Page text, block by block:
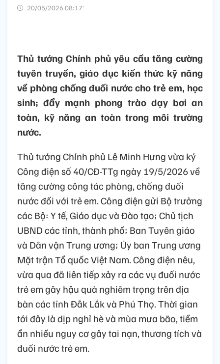
20/05/2026 08:17’
Thủ tướng Chính phủ yêu cầu tăng cường
tuyên truyền, giáo dục kiến thức kỹ năng
về phòng chống đuối nước cho trẻ em, học
sinh; đẩy mạnh phong trào dạy bơi an
toàn, kỹ năng an toàn trong môi trường
nước.
Thủ tướng Chính phủ Lê Minh Hưng vừa ký
Công điện số 40/CĐ-TTg ngày 19/5/2026 về
tăng cường công tác phòng, chống đuối
nước đối với trẻ em. Công điện gửi Bộ trưởng
các Bộ: Y tế, Giáo dục và Đào tạo; Chủ tịch
UBND các tỉnh, thành phố; Ban Tuyên giáo
và Dân vận Trung ương; Ủy ban Trung ương
Mặt trận Tổ quốc Việt Nam. Công điện nêu,
vừa qua đã liên tiếp xảy ra các vụ đuối nước
trẻ em gây hậu quả nghiêm trọng trên địa
bàn các tỉnh Đắk Lắk và Phú Thọ. Thời gian
tới đây là dịp nghỉ hè và mùa mưa bão, tiềm
ẩn nhiều nguy cơ gây tai nạn, thương tích và
đuối nước trẻ em.